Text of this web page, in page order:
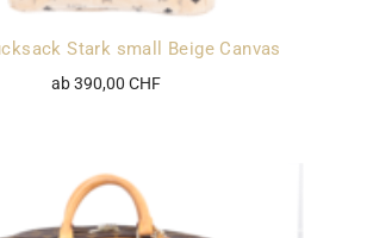
Stark small Beige Canvas
ab 390,00 CHF